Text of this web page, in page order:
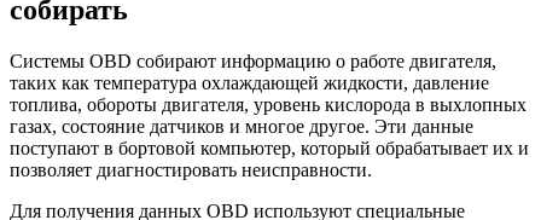
собирать
Системы OBD собирают информацию о работе двигателя,
таких как температура охлаждающей жидкости, давление
топлива, обороты двигателя, уровень кислорода в выхлопных
газах, состояние датчиков и многое другое. Эти данные
поступают в бортовой компьютер, который обрабатывает их и
позволяет диагностировать неисправности.
Для получения данных OBD используют специальные